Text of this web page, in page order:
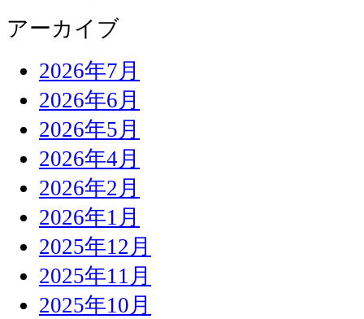
アーカイブ
2026年7月
2026年6月
2026年5月
2026年4月
2026年2月
2026年1月
2025年12月
2025年11月
2025年10月